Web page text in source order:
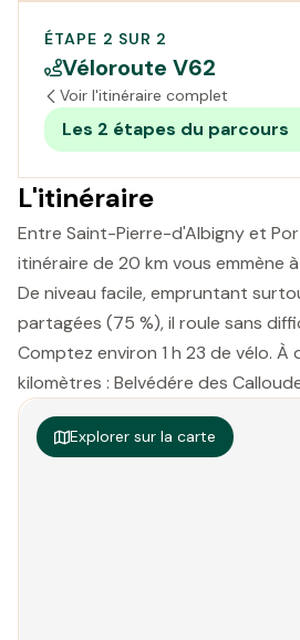
ÉTAPE 2 SUR 2
Véloroute V62
Voir l'itinéraire complet
Les 2 étapes du parcours
L'itinéraire
Entre Saint-Pierre-d'Albigny et
itinéraire de 20 km vous emmène
De niveau facile, empruntant
partagées (75 %), il roule sans
Comptez environ 1 h 23 de vélo. À
kilomètres : Belvédére des
Explorer sur la carte